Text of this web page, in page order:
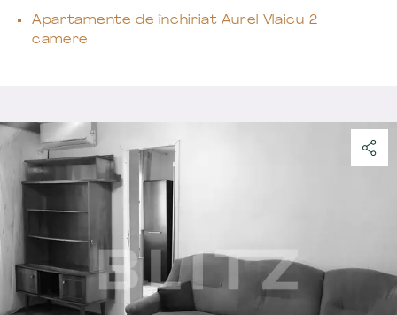
Apartamente de închiriat Aurel Vlaicu 2
camere